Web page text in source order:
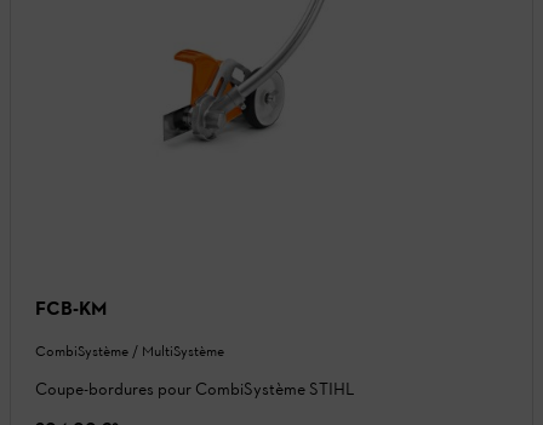
FCB-KM
CombiSystème / MultiSystème
Coupe-bordures pour CombiSystème STIHL